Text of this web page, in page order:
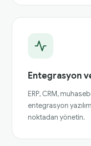
Entegrasyon
ERP, CRM,
entegrasyon
noktadan yönetin.